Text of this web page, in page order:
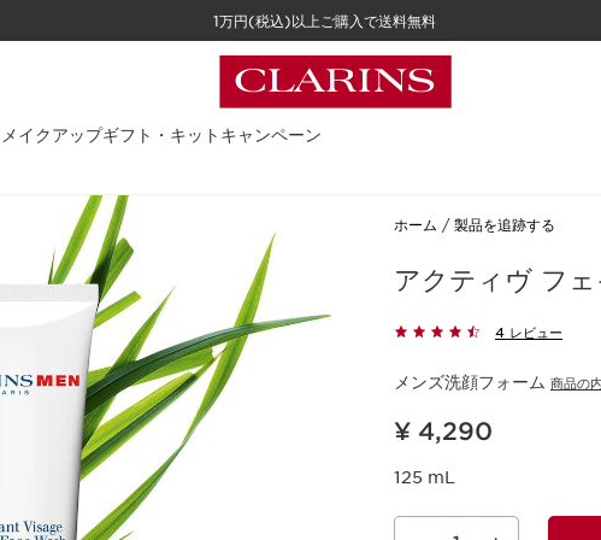
1万円(税込)以上ご購入で送料無料
メイクアップギフト・キット キャンペーン
ホーム 製品を追跡する
アクティヴ フ
4 レビュー
メンズ洗顔フォーム 商品の
現在表示中の製品の価格 ¥ 4,290
¥ 4,290
125 mL